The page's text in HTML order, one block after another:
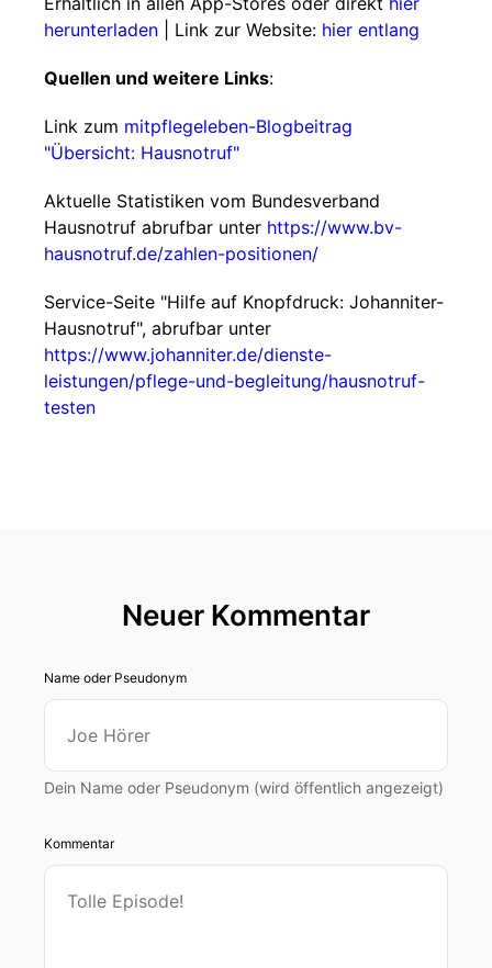
herunterladen | Link zur Website: hier entlang
Quellen und weitere Links:
Link zum mitpflegeleben-Blogbeitrag
"Übersicht: Hausnotruf"
Aktuelle Statistiken vom Bundesverband
Hausnotruf abrufbar unter https://www.bv-
hausnotruf.de/zahlen-positionen/
Service-Seite "Hilfe auf Knopfdruck: Johanniter-
Hausnotruf", abrufbar unter
https://www.johanniter.de/dienste-
leistungen/pflege-und-begleitung/hausnotruf-
testen
Neuer Kommentar
Name oder Pseudonym
Dein Name oder Pseudonym (wird öffentlich angezeigt)
Kommentar